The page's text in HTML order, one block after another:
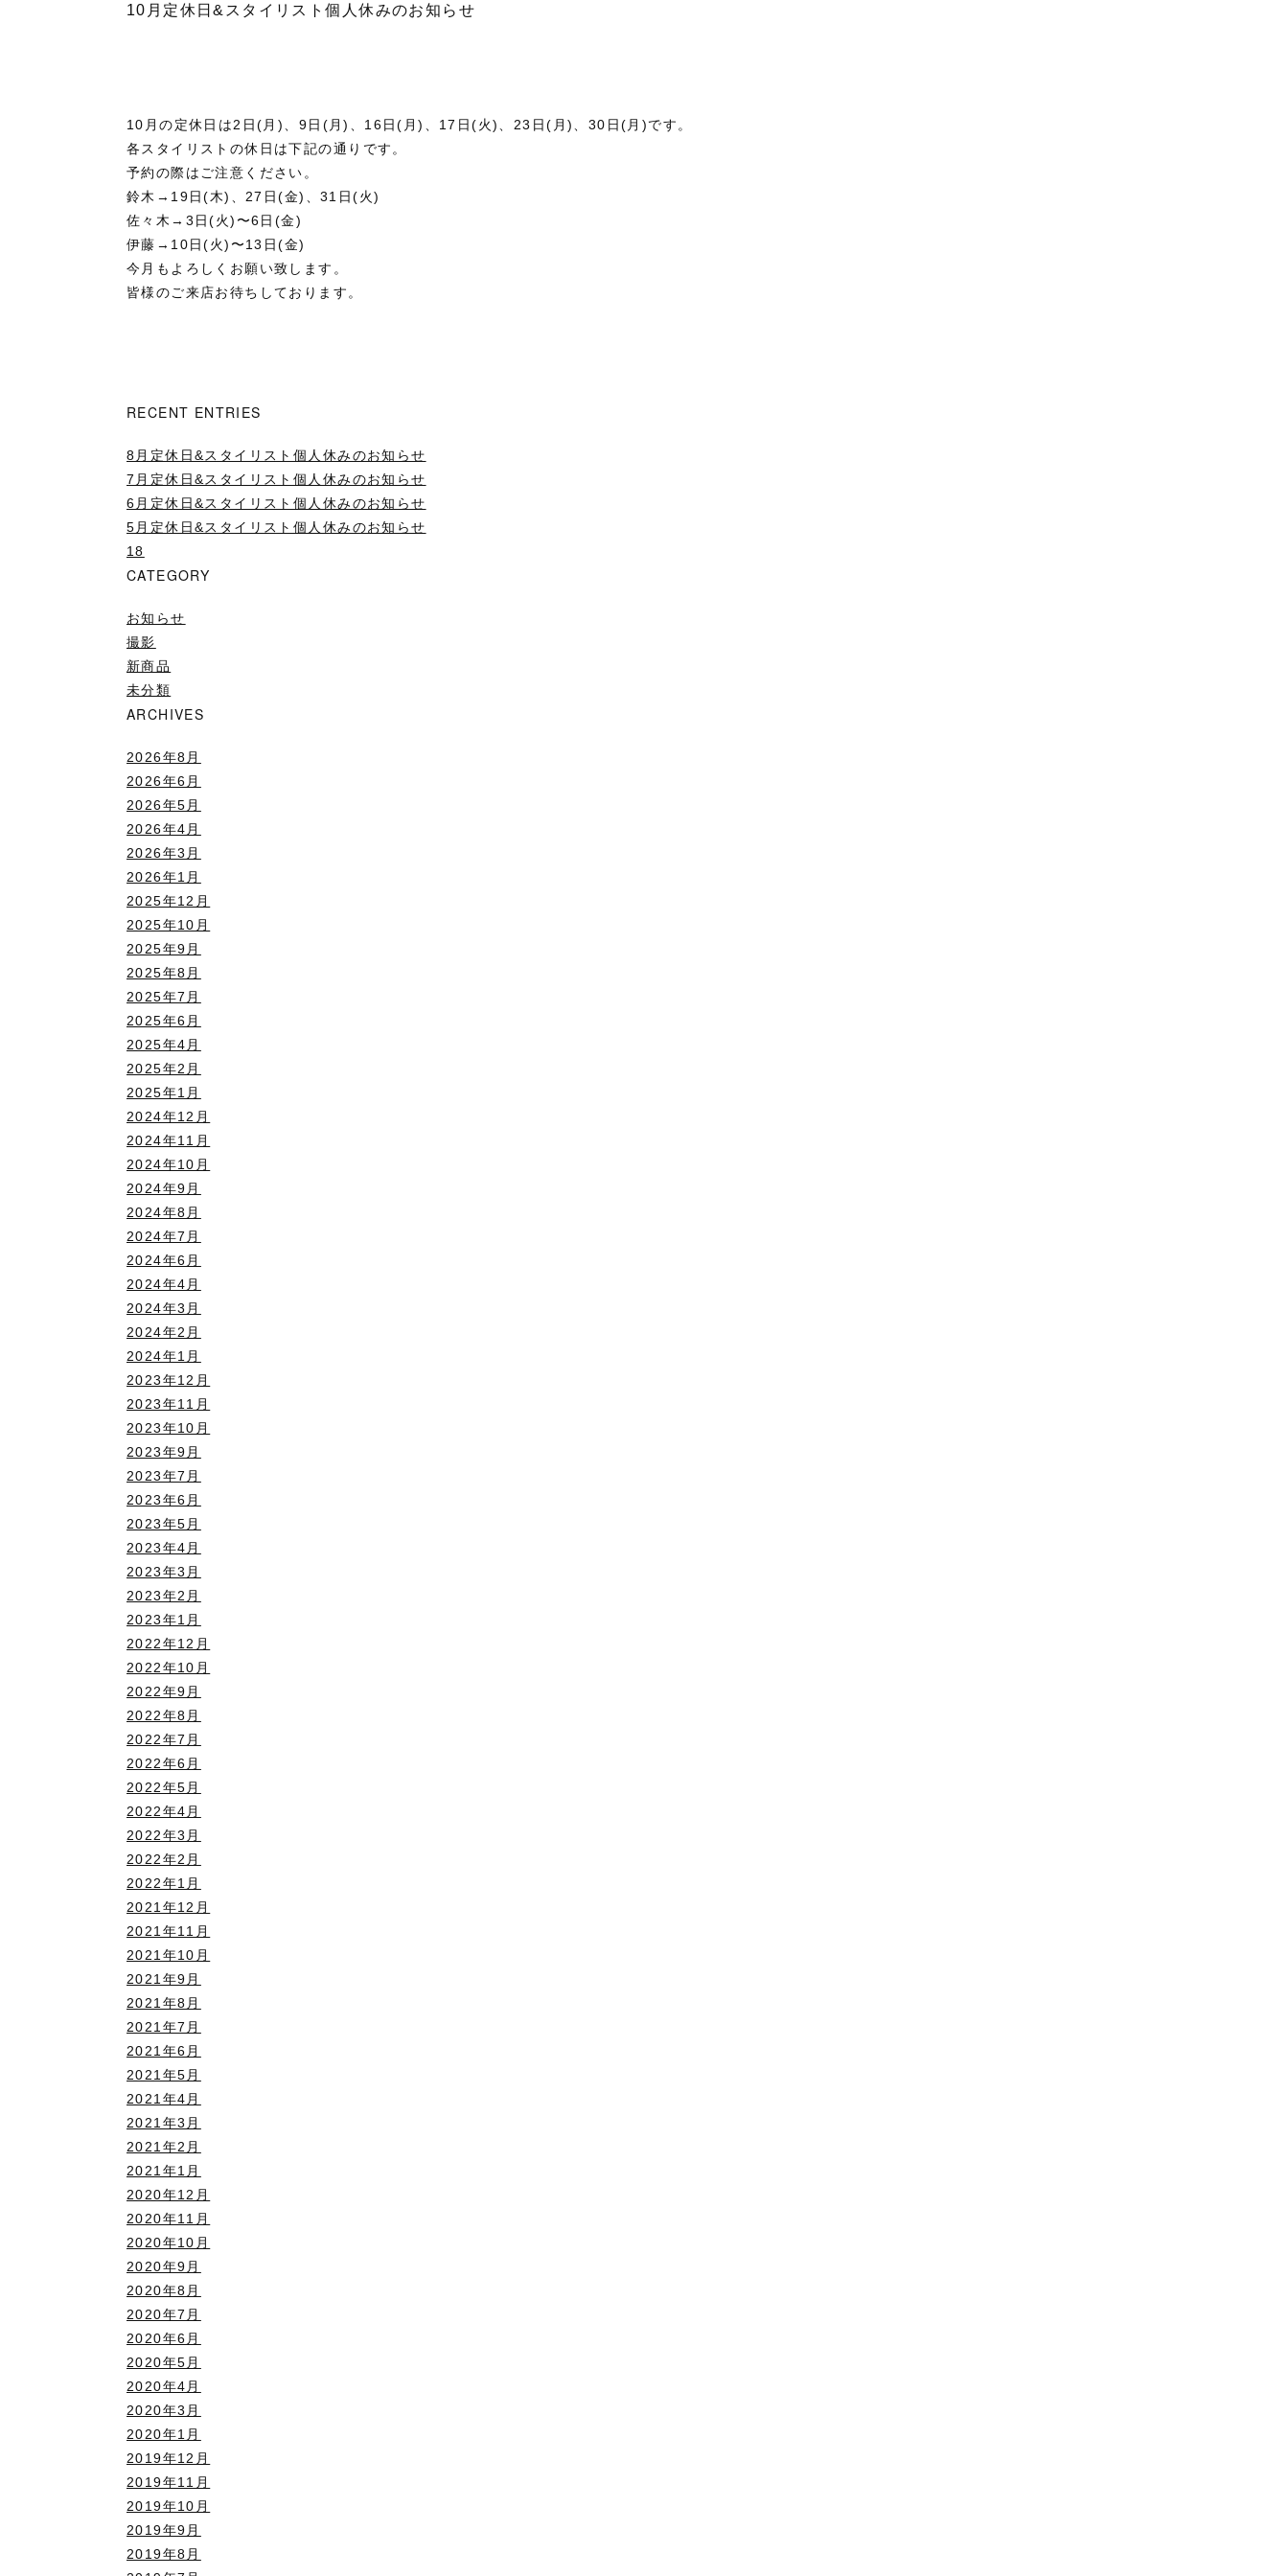
10月定休日&スタイリスト個人休みのお知らせ
10月の定休日は2日(月)、9日(月)、16日(月)、17日(火)、23日(月)、30日(月)です。
各スタイリストの休日は下記の通りです。
予約の際はご注意ください。
鈴木→19日(木)、27日(金)、31日(火)
佐々木→3日(火)〜6日(金)
伊藤→10日(火)〜13日(金)
今月もよろしくお願い致します。
皆様のご来店お待ちしております。
RECENT ENTRIES
8月定休日&スタイリスト個人休みのお知らせ
7月定休日&スタイリスト個人休みのお知らせ
6月定休日&スタイリスト個人休みのお知らせ
5月定休日&スタイリスト個人休みのお知らせ
18
CATEGORY
お知らせ
撮影
新商品
未分類
ARCHIVES
2026年8月
2026年6月
2026年5月
2026年4月
2026年3月
2026年1月
2025年12月
2025年10月
2025年9月
2025年8月
2025年7月
2025年6月
2025年4月
2025年2月
2025年1月
2024年12月
2024年11月
2024年10月
2024年9月
2024年8月
2024年7月
2024年6月
2024年4月
2024年3月
2024年2月
2024年1月
2023年12月
2023年11月
2023年10月
2023年9月
2023年7月
2023年6月
2023年5月
2023年4月
2023年3月
2023年2月
2023年1月
2022年12月
2022年10月
2022年9月
2022年8月
2022年7月
2022年6月
2022年5月
2022年4月
2022年3月
2022年2月
2022年1月
2021年12月
2021年11月
2021年10月
2021年9月
2021年8月
2021年7月
2021年6月
2021年5月
2021年4月
2021年3月
2021年2月
2021年1月
2020年12月
2020年11月
2020年10月
2020年9月
2020年8月
2020年7月
2020年6月
2020年5月
2020年4月
2020年3月
2020年1月
2019年12月
2019年11月
2019年10月
2019年9月
2019年8月